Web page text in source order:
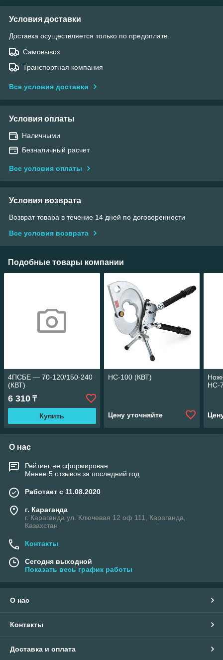
Условия доставки
Доставка осуществляется только по предоплате.
Самовывоз
Транспортная компания
Все условия доставки
Условия оплаты
Наличными
Безналичный расчет
Все условия оплаты
Условия возврата
Возврат товара в течение 14 дней по договоренности
Все условия возврата
Подобные товары компании
4ПСБЕ — 70-120/150-240
(КВТ)
6 310 ₸
Купить
НС-100 (КВТ)
Цену уточняйте
НС-
О нас
Рейтинг не сформирован
Менее 5 отзывов за последний год
Работает с 11.08.2020
г. Караганда
г. Караганда ул. Ключевая 12 оф 111, Караганда,
Казахстан
Контакты
Сегодня выходной
Показать весь график работы
О нас
Контакты
Доставка и оплата